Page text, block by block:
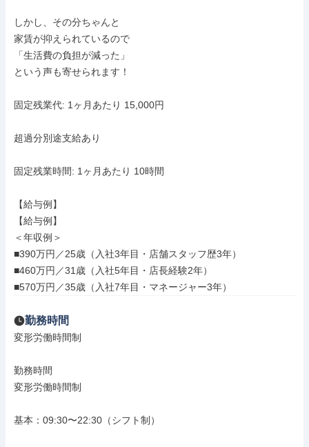
しかし、その分ちゃんと
家賃が抑えられているので
「生活費の負担が減った」
という声も寄せられます！
固定残業代: 1ヶ月あたり 15,000円
超過分別途支給あり
固定残業時間: 1ヶ月あたり 10時間
【給与例】
【給与例】
＜年収例＞
■390万円／25歳（入社3年目・店舗スタッフ歴3年）
■460万円／31歳（入社5年目・店長経験2年）
■570万円／35歳（入社7年目・マネージャー3年）
勤務時間
変形労働時間制
勤務時間
変形労働時間制
基本：09:30〜22:30（シフト制）